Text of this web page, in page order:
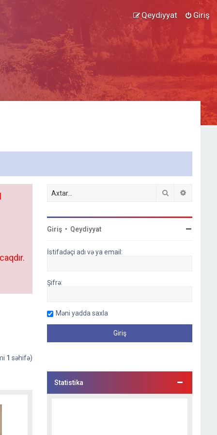
Giriş
Qeydiyyat
1 səhifə)
Axtar
Giriş • Qeydiyyat
İstifadəçi adı və ya email:
Şifrə:
Məni yadda saxla
Statistika